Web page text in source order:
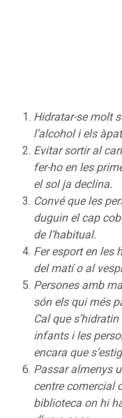
Hidratar-se molt
l’alcohol i els
Evitar sortir al
fer-ho en les
el sol ja declina.
Convé que les
duguin el cap
de l’habitual.
Fer esport en les
del matí o al
Persones amb
són els qui més
Cal que
infants i les
encara que
Passar almenys
centre comercial
biblioteca on hi